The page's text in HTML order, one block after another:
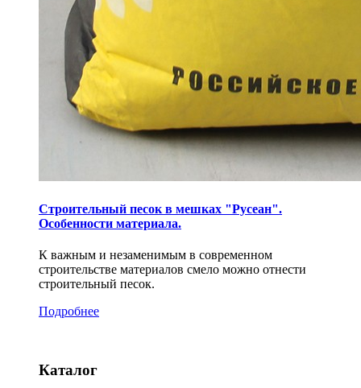
Строительный песок в мешках "Русеан".
Особенности материала.
К важным и незаменимым в современном
строительстве материалов смело можно отнести
строительный песок.
Подробнее
Каталог